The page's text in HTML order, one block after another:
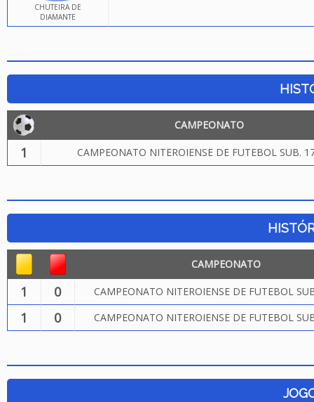
CHUTEIRA DE
DIAMANTE
CAMPEONATO
1 CAMPEONATO NITEROIENSE DE FUTEBOL SUB.
CAMPEONATO
1 0 CAMPEONATO NITEROIENSE DE FUTEBOL
1 0 CAMPEONATO NITEROIENSE DE FUTEBOL